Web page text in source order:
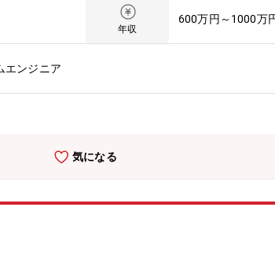
を構築する。また、既存システムの課題を改善し
全体の営業活動における生産性向上に寄与すること
運用をリードし、ビジネスの複雑さを克服しながら
キルとプロジェクト推進能力を発揮し、組織全体の
:Salesforceの設計・構築Flow、Apex、Lightning
連携の構築と運用（例: Marketoや社内システムとの
ホルダーとの合意形成と進行テスト計画の作成と
をはじめとする最新のSaaSツールや連携
略に関与する役割まで、幅広いキャリアパスを描く
年収
600万円～1000万
エンジニア
気になる